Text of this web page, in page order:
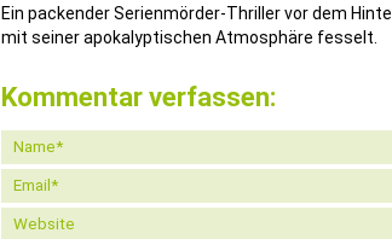
Ein packender Serienmörder-Thriller vor dem
mit seiner apokalyptischen Atmosphäre fesselt.
Kommentar verfassen: